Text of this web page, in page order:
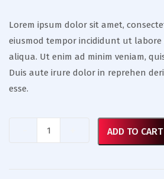
Lorem ipsum dolor sit amet,
eiusmod tempor incididunt ut
aliqua. Ut enim ad minim veniam,
Duis aute irure dolor in reprehen
esse.
Quantity
ADD TO CART